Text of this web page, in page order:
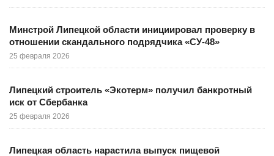
Минстрой Липецкой области инициировал проверку в
отношении скандального подрядчика «СУ-48»
25 февраля 2026
Липецкий строитель «Экотерм» получил банкротный
иск от Сбербанка
25 февраля 2026
Липецкая область нарастила выпуск пищевой